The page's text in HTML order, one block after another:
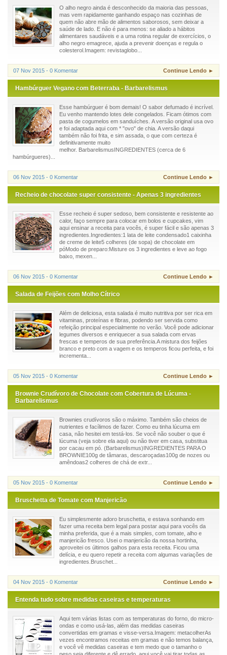
O alho negro ainda é desconhecido da maioria das pessoas,
mas vem rapidamente ganhando espaço nas cozinhas de
quem não abre mão de alimentos saborosos, sem deixar a
saúde de lado. E não é para menos: se aliado a hábitos
alimentares saudáveis e a uma rotina regular de exercícios, o
alho negro emagrece, ajuda a prevenir doenças e regula o
colesterol.Imagem: revistaglobo...
07 Nov 2015 - 0 Komentar Continue Lendo ►
Hambúrguer Vegano com Beterraba - Barbarelismus
Esse hambúrguer é bom demais! O sabor defumado é incrível.
Eu venho mantendo lotes dele congelados. Ficam ótimos com
pasta de cogumelos em sanduíches. A versão original usa ovo
e foi adaptada aqui com * "ovo" de chia. A versão daqui
também não foi frita, e sim assada, o que com certeza é
definitivamente muito
melhor. BarbarelismusINGREDIENTES (cerca de 6
hambúrgueres)...
06 Nov 2015 - 0 Komentar Continue Lendo ►
Recheio de chocolate super consistente - Apenas 3 ingredientes
Esse recheio é super sedoso, bem consistente e resistente ao
calor, faço sempre para colocar em bolos e cupcakes, vim
aqui ensinar a receita para vocês, é super fácil e são apenas 3
ingredientes.Ingredientes:1 lata de leite condensado1 caixinha
de creme de leite5 colheres (de sopa) de chocolate em
póModo de preparo:Misture os 3 ingredientes e leve ao fogo
baixo, mexen...
06 Nov 2015 - 0 Komentar Continue Lendo ►
Salada de Feijões com Molho Cítrico
Além de deliciosa, esta salada é muito nutritiva por ser rica em
vitaminas, proteínas e fibras, podendo ser servida como
refeição principal especialmente no verão. Você pode adicionar
legumes diversos e enriquecer a sua salada com ervas
frescas e temperos de sua preferência.A mistura dos feijões
branco e preto com a vagem e os temperos ficou perfeita, e foi
incrementa...
05 Nov 2015 - 0 Komentar Continue Lendo ►
Brownie Crudívoro de Chocolate com Cobertura de Lúcuma -
Barbarelismus
Brownies crudívoros são o máximo. Também são cheios de
nutrientes e facílimos de fazer. Como eu tinha lúcuma em
casa, não hesitei em testá-los. Se você não souber o que é
lúcuma (veja sobre ela aqui) ou não tiver em casa, substitua
por cacau em pó. (Barbarelismus)INGREDIENTES PARA O
BROWNIE100g de tâmaras, descaroçadas100g de nozes ou
amêndoas2 colheres de chá de extr...
05 Nov 2015 - 0 Komentar Continue Lendo ►
Bruschetta de Tomate com Manjericão
Eu simplesmente adoro bruschetta, e estava sonhando em
fazer uma receita bem legal para postar aqui para vocês da
minha preferida, que é a mais simples, com tomate, alho e
manjericão fresco. Usei o manjericão da nossa hortinha,
aproveitei os últimos galhos para esta receita. Ficou uma
delícia, e eu quero repetir a receita com algumas variações de
ingredientes.Bruschet...
04 Nov 2015 - 0 Komentar Continue Lendo ►
Entenda tudo sobre medidas caseiras e temperaturas
Aqui tem várias listas com as temperaturas do forno, do micro-
ondas e como usá-las, além das medidas caseiras
convertidas em gramas e visse-versa.Imagem: metacolherAs
vezes encontramos receitas em gramas e não temos balança,
e você vê medidas caseiras e tem medo que o tamanho o